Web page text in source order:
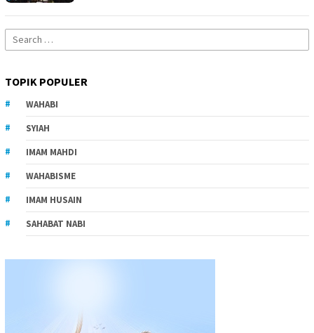
Search
for:
TOPIK POPULER
WAHABI
SYIAH
IMAM MAHDI
WAHABISME
IMAM HUSAIN
SAHABAT NABI